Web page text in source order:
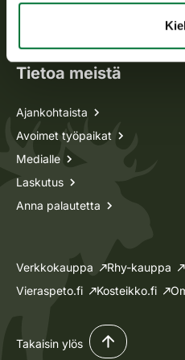
Oma riista -asiat
Tietoa meistä
Ajankohtaista
Avoimet työpaikat
Medialle
Laskutus
Anna palautetta
Verkkokauppa Rhy-kauppa
Vieraspeto.fi
Kosteikko.fi
Takaisin ylös